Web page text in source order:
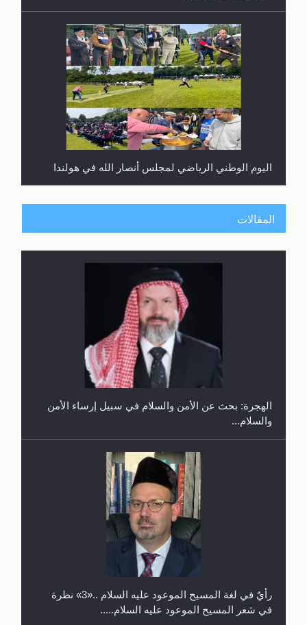
اليوم الوطني الرياضي لمجلس أنصار الله في هولندا
إتمام حفظ القرآن الكريم لثلاثة طلاب من مدرسة الحفظ
حفل توزيع الشهادات في الجامعة الأحمدية بنيجيريا لعام
المقالات
الهجرة: بحث عن الأمن والسلام في سبيل إرساء الأمن
والسلام...
رأيٌ في لغة المسيح الموعود عليه السلام ..«3» نظرة
في شعر المسيح الموعود عليه السلام.....